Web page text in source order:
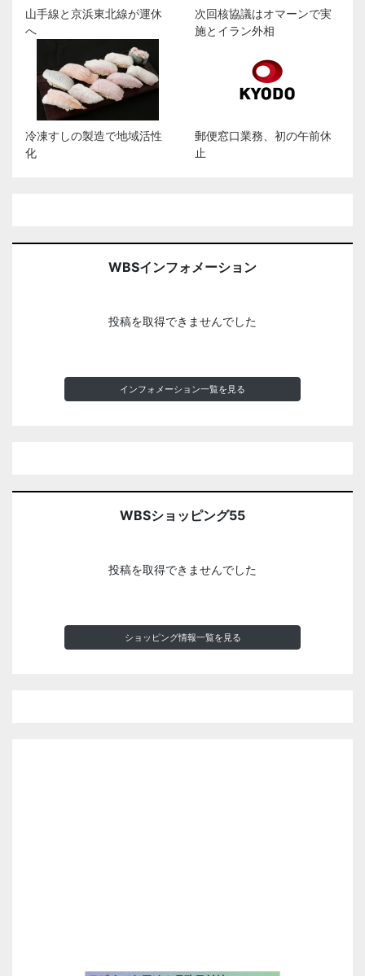
山手線と京浜東北線が運休
へ
次回核協議はオマーンで実
施とイラン外相
冷凍すしの製造で地域活性
化
郵便窓口業務、初の午前休
止
WBSインフォメーション
投稿を取得できませんでした
インフォメーション一覧を見る
WBSショッピング55
投稿を取得できませんでした
ショッピング情報一覧を見る